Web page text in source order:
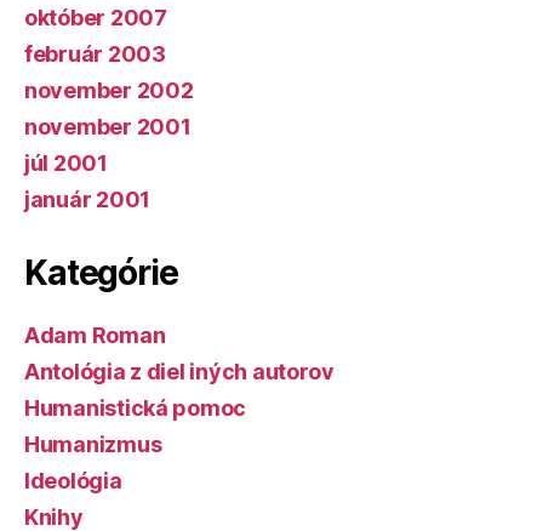
október 2007
február 2003
november 2002
november 2001
júl 2001
január 2001
Kategórie
Adam Roman
Antológia z diel iných autorov
Humanistická pomoc
Humanizmus
Ideológia
Knihy